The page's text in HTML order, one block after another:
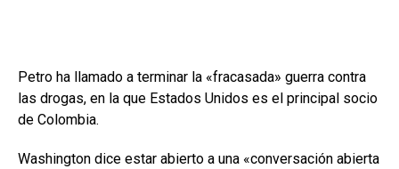
Petro ha llamado a terminar la «fracasada» guerra contra
las drogas, en la que Estados Unidos es el principal socio
de Colombia.
Washington dice estar abierto a una «conversación abierta